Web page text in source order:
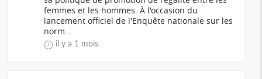
femmes et les hommes. À l'occasion du
lancement officiel de l'Enquête nationale sur les
norm...
il y a 1 mois